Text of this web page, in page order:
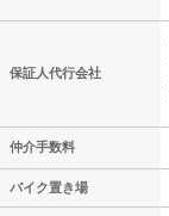
保証人代行会社
仲介手数料
バイク置き場